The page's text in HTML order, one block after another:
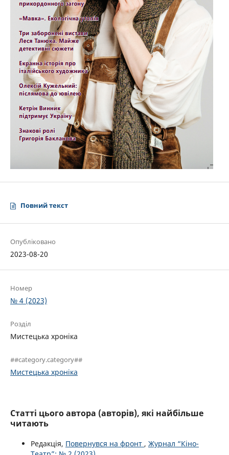
Повний текст
Опубліковано
2023-08-20
Номер
№ 4 (2023)
Розділ
Мистецька хроніка
##category.category##
Мистецька хроніка
Статті цього автора (авторів), які найбільше
читають
Редакція, Повернувся на фронт , Журнал “Кіно-